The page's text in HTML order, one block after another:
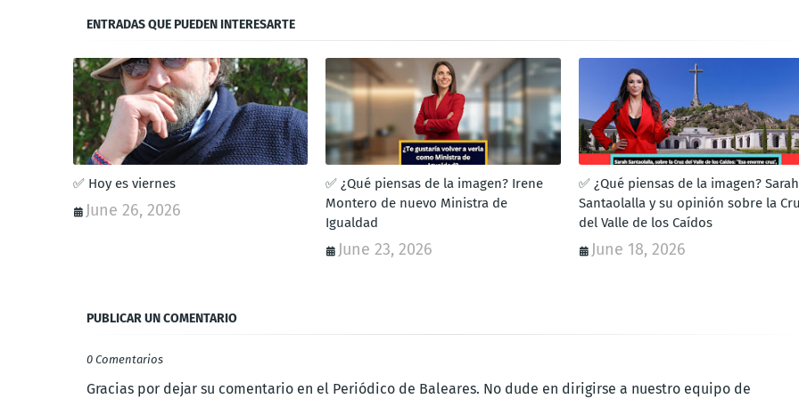
ENTRADAS QUE PUEDEN INTERESARTE
✅ Hoy es viernes
June 26, 2026
✅ ¿Qué piensas de la imagen? Irene
Montero de nuevo Ministra de
Igualdad
June 23, 2026
✅ ¿Qué piensas de la imagen? Sarah
Santaolalla y su opinión sobre la
del Valle de los Caídos
June 18, 2026
PUBLICAR UN COMENTARIO
0 Comentarios
Gracias por dejar su comentario en el Periódico de Baleares. No dude en dirigirse a nuestro equipo de